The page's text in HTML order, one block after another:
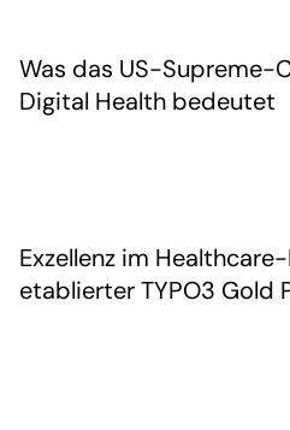
Was das US-Supreme-
Digital Health bedeutet
Exzellenz im
etablierter TYPO3 Gold